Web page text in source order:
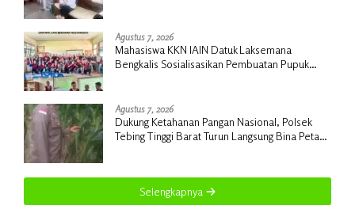
Agustus 7, 2026
Mahasiswa KKN IAIN Datuk Laksemana
Bengkalis Sosialisasikan Pembuatan Pupuk
Agustus 7, 2026
Dukung Ketahanan Pangan Nasional, Polsek
Tebing Tinggi Barat Turun Langsung Bina Petani
Selengkapnya